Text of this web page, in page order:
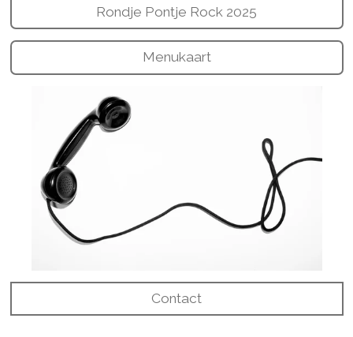
Rondje Pontje Rock 2025
Menukaart
Contact